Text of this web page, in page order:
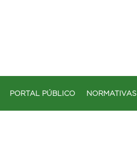
PORTAL PÚBLICO NORMATIVAS